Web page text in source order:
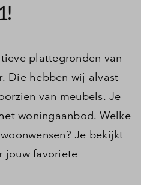
plattegronden van
Die hebben wij alvast
van meubels. Je
woningaanbod. Welke
Je bekijkt
jouw favoriete